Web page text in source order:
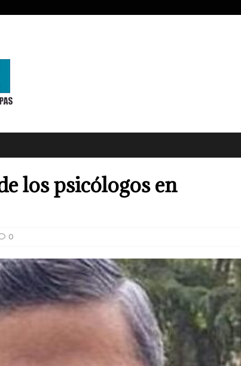
los psicólogos en
0